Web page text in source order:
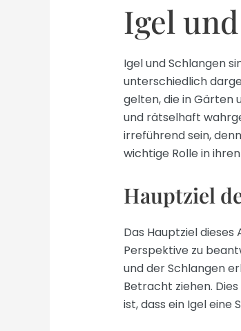
Igel
Igel und Schlangen
unterschiedlich
gelten, die in Gärten
und rätselhaft
irreführend sein,
wichtige Rolle in
Hauptziel
Das Hauptziel
Perspektive zu
und der Schlangen
Betracht ziehen.
ist, dass ein Igel eine